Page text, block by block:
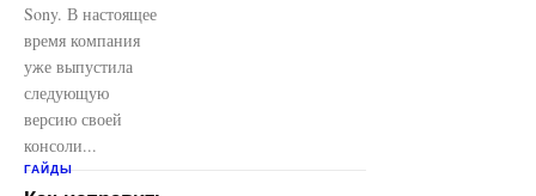
Sony. В настоящее
время компания
уже выпустила
следующую
версию своей
консоли...
ГАЙДЫ